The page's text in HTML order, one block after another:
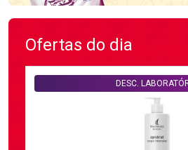
Ofertas do dia
DESC.